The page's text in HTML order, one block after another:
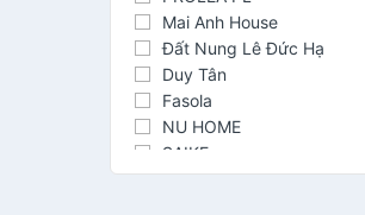
Mai Anh House
Đất Nung Lê Đức Hạ
Duy Tân
Fasola
NU HOME
SAIKE
Đại Đồng Tiến